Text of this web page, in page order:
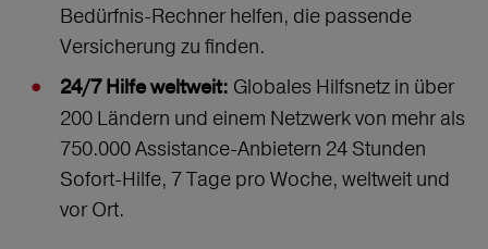
Bedürfnis‑Rechner helfen, die passende
Versicherung zu finden.
24/7 Hilfe weltweit: Globales Hilfsnetz in über
200 Ländern und einem Netzwerk von mehr als
750.000 Assistance-Anbietern 24 Stunden
Sofort-Hilfe, 7 Tage pro Woche, weltweit und
vor Ort.